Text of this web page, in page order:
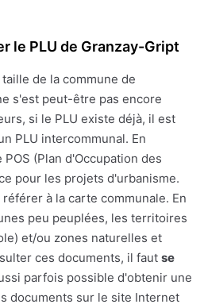
le PLU de Granzay-Gript
de la commune de
s'est peut-être pas encore
si le PLU existe déjà, il est
PLU intercommunal. En
(Plan d'Occupation des
pour les projets d'urbanisme.
à la carte communale. En
peu peuplées, les territoires
et/ou zones naturelles et
ces documents, il faut se
parfois possible d'obtenir une
documents sur le site Internet